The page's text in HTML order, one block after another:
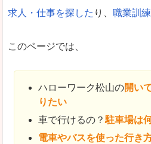
求人・仕事を探した り、 職業訓練
このページでは、
ハローワーク松山の開い
りたい
車で行けるの？駐車場は
電車やバスを使った行き